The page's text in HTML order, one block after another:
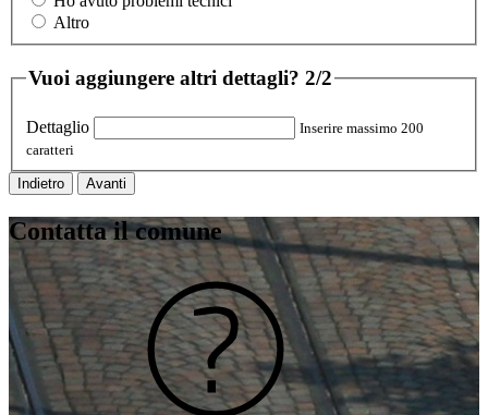
Altro
Vuoi aggiungere altri dettagli? 2/2
Dettaglio
Inserire massimo 200
caratteri
Indietro Avanti
Contatta il comune